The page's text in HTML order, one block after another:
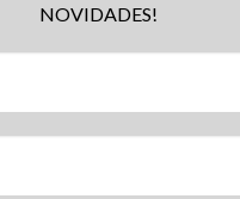
NOVIDADES!